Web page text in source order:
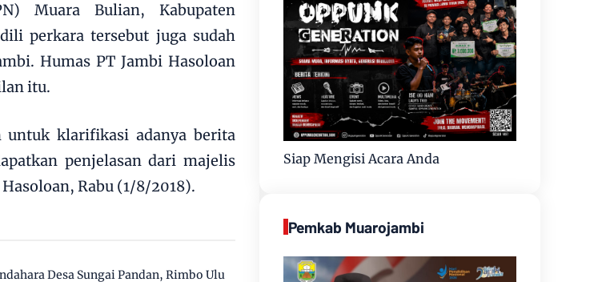
Muara Bulian, Kabupaten
perkara tersebut juga sudah
Humas PT Jambi Hasoloan
itu.
untuk klarifikasi adanya berita
penjelasan dari majelis
Rabu (1/8/2018).
Desa Sungai Pandan, Rimbo Ulu
Siap Mengisi Acara Anda
Pemkab Muarojambi